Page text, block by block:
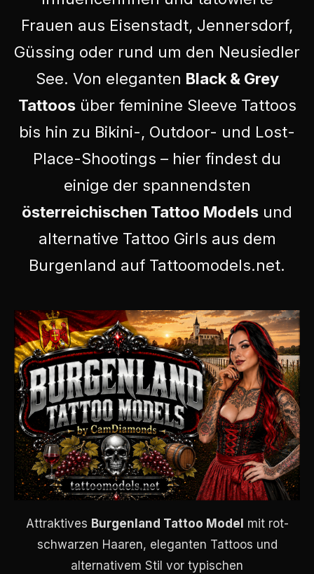
Frauen aus Eisenstadt, Jennersdorf,
Güssing oder rund um den Neusiedler
See. Von eleganten Black & Grey
Tattoosüber feminine Sleeve Tattoos
bis hin zu Bikini-, Outdoor- und Lost-
Place-Shootings – hier findest du
einige der spannendsten
österreichischen Tattoo Models und
alternative Tattoo Girls aus dem
Burgenland auf Tattoomodels.net.
Attraktives Burgenland Tattoo Model mit rot-
schwarzen Haaren, eleganten Tattoos und
alternativem Stil vor typischen